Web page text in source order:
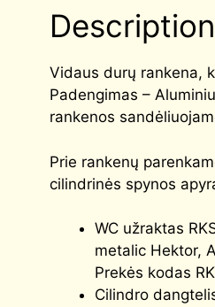
Description
Vidaus durų rankena,
Padengimas –
rankenos
Prie rankenų
cilindrinės spynos
WC užraktas
metalic Hektor,
Prekės kodas
Cilindro